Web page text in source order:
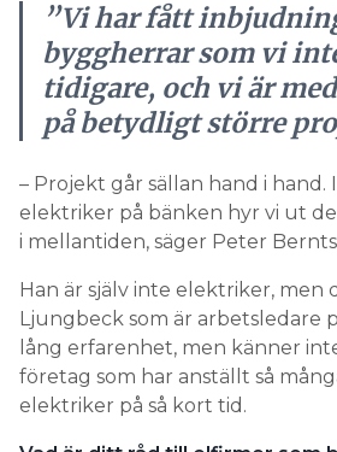
”Vi har fått
byggherrar som vi
tidigare, och vi är
på betydligt större
– Projekt går sällan hand i hand.
elektriker på bänken hyr vi ut
i mellantiden, säger Peter
Han är själv inte elektriker, men
Ljungbeck som är arbetsledare
lång erfarenhet, men känner
företag som har anställt så
elektriker på så kort tid.